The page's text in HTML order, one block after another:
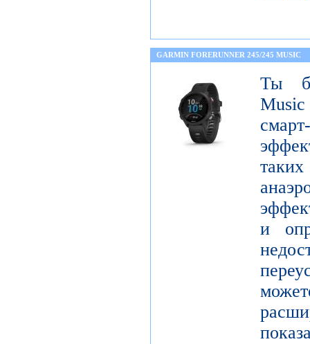
GARMIN FORERUNNER 245/245 MUSIC
Ты
Music
и